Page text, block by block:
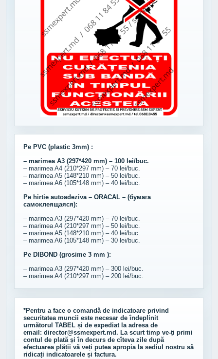
Pe PVC (plastic 3mm) :
– marimea A3 (297*420 mm) – 100 lei/buc.
– marimea A4 (210*297 mm) – 70 lei/buc.
– marimea A5 (148*210 mm) – 50 lei/buc.
– marimea A6 (105*148 mm) – 40 lei/buc.
Pe hirtie autoadeziva – ORACAL – (бумага
самоклеящаяся):
– marimea A3 (297*420 mm) – 70 lei/buc.
– marimea A4 (210*297 mm) – 50 lei/buc.
– marimea A5 (148*210 mm) – 40 lei/buc.
– marimea A6 (105*148 mm) – 30 lei/buc.
Pe DIBOND (grosime 3 mm ):
– marimea A3 (297*420 mm) – 300 lei/buc.
– marimea A4 (210*297 mm) – 200 lei/buc.
*Pentru a face o comandă de indicatoare privind
securitatea muncii este necesar de îndeplinit
următorul TABEL și de expediat la adresa de
email: director@ssmexpert.md. La scurt timp ve-ți primi
contul de plată și în decurs de cîteva zile după
efectuarea plății vă veți putea apropia la sediul nostru să
ridicați indicatoarele și factura.